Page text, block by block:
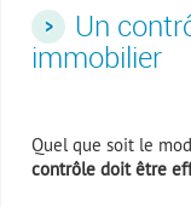
Un
immobilier
Quel que soit le
contrôle doit être